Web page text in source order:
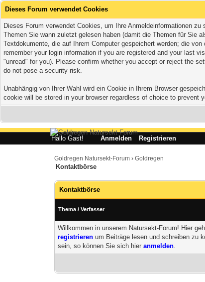
Dieses Forum verwendet Cookies
Dieses Forum verwendet Cookies, um Ihre Anmeldeinformationen
Themen Sie wann zuletzt gelesen haben (damit die Themen für Sie
Textdokumente, die auf Ihrem Computer gespeichert werden; die
remember your login information if you are registered and your last
"unread" for you). Please confirm whether you accept or reject the
do not pose a security risk.
Unabhängig von Ihrer Wahl wird ein Cookie in Ihrem Browser
cookie will be stored in your browser regardless of choice to
Hallo Gast! Anmelden Registrieren
Goldregen Natursekt-Forum ›Goldregen
Kontaktbörse
Kontaktbörse
Thema /Verfasser
Willkommen in unserem Natursekt-Forum! Hier
registrieren um Beiträge lesen und schreiben zu
sein, so können Sie sich hieranmelden.